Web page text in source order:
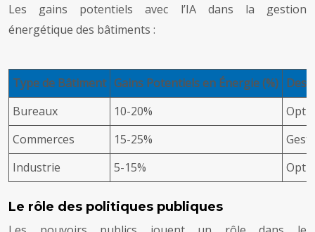
Les gains potentiels avec l’IA dans la gestion
énergétique des bâtiments :
Type de Bâtiment Gains Potentiels en Énergie (%)
Bureaux
10-20%
Commerces
15-25%
Industrie
5-15%
Le rôle des politiques publiques